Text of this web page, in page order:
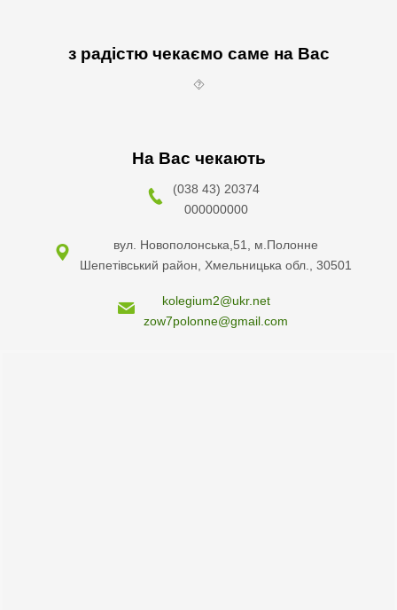
з радістю чекаємо саме на Вас
⯑
На Вас чекають
(038 43) 20374
000000000
вул. Новополонська,51, м.Полонне
Шепетівський район, Хмельницька обл., 30501
kolegium2@ukr.net
zow7polonne@gmail.com